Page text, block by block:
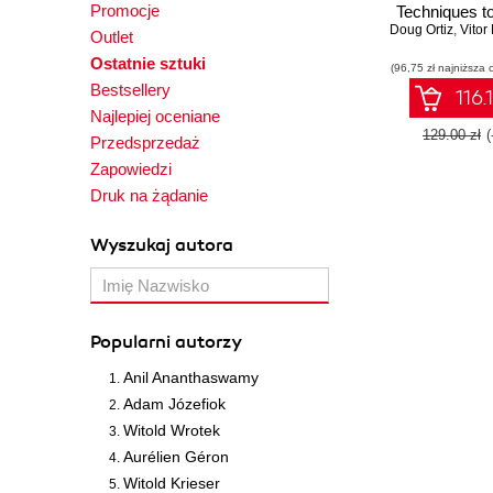
Promocje
Outlet
Ostatnie sztuki
Bestsellery
Najlepiej oceniane
Przedsprzedaż
Zapowiedzi
Druk na żądanie
Wyszukaj autora
Popularni autorzy
Anil Ananthaswamy
Adam Józefiok
Witold Wrotek
Aurélien Géron
Witold Krieser
Techniques
data
analytical
R
Doug Ortiz, Vitor
(96,75 zł najniższa
129.00 zł